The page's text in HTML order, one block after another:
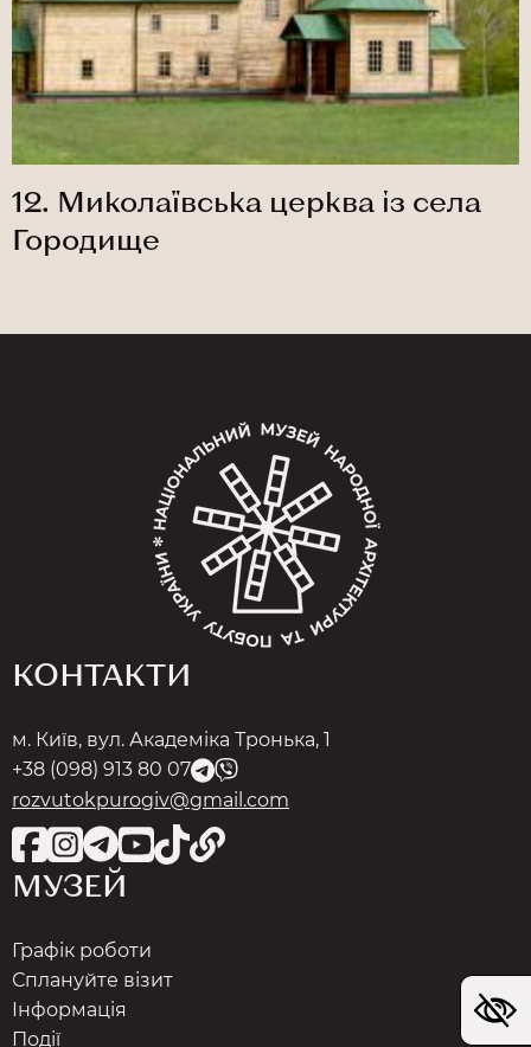
12. Миколаївська церква із села
Городище
КОНТАКТИ
м. Київ, вул. Академіка Тронька, 1
+38 (098) 913 80 07
rozvutokpurogiv@gmail.com
МУЗЕЙ
Графік роботи
Сплануйте візит
Інформація
Події